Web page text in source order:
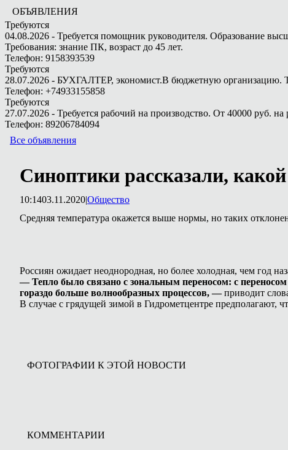
ОБЪЯВЛЕНИЯ
Требуются
04.08.2026 - Требуется помощник руководителя. Образование
Требования: знание ПК, возраст до 45 лет.
Телефон: 9158393539
Требуются
28.07.2026 - БУХГАЛТЕР, экономист.В бюджетную организацию.
Телефон: +74933155858
Требуются
27.07.2026 - Требуется рабочий на производство. От 40000 руб. на
Телефон: 89206784094
Все объявления
Синоптики рассказали,
10:1403.11.2020|Общество
Средняя температура окажется выше нормы, но таких
Россиян ожидает неоднородная, но более холодная, чем год
— Тепло было связано с зональным переносом: с
гораздо больше волнообразных процессов, —приводит
В случае с грядущей зимой в Гидрометцентре предполагают,
ФОТОГРАФИИ К ЭТОЙ НОВОСТИ
КОММЕНТАРИИ